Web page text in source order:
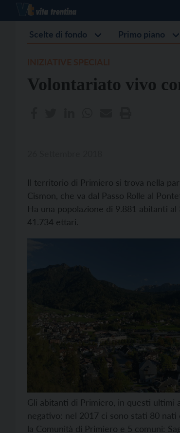
Scelte di fondo Primo piano
Volontariato vivo
Il territorio di Primiero si trova nella
Cismon, che va dal Passo Rolle al
Ha una popolazione di 9.881 abitanti
41.734 ettari.
Gli abitanti di Primiero, in questi ultimi
negativo: nel 2017 ci sono stati 80
la Comunità di Primiero e 5 comuni: